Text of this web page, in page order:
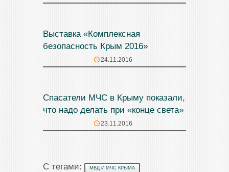
Выставка «Комплексная
безопасность Крым 2016»
24.11.2016
Спасатели МЧС в Крыму показали,
что надо делать при «конце света»
23.11.2016
С тегами: МВД И МЧС КРЫМА